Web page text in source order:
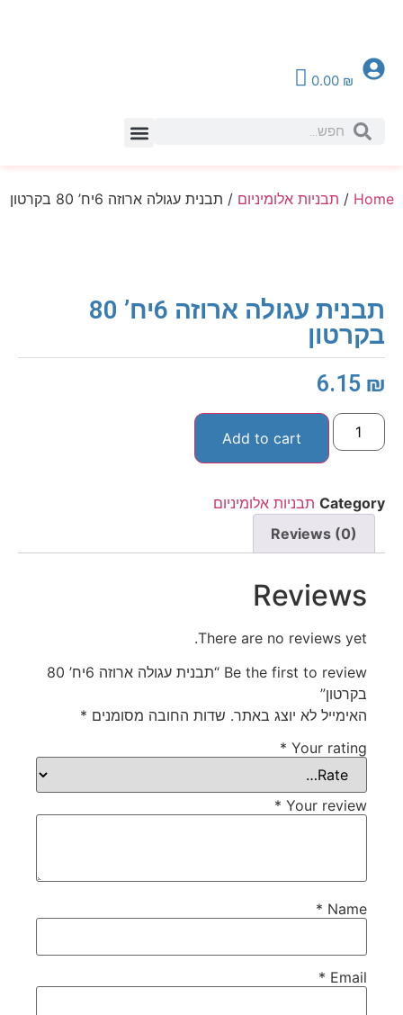
0.00 ₪
Home
/ תבניות אלומיניום / תבנית עגולה ארוזה 6יח’ 80 בקרטון
תבנית עגולה ארוזה 6יח’ 80
בקרטון
6.15 ₪
Add to cart
Category תבניות אלומיניום
Reviews (0)
Reviews
There are no reviews yet.
Be the first to review “תבנית עגולה ארוזה 6יח’ 80
בקרטון”
האימייל לא יוצג באתר. שדות החובה מסומנים *
Your rating
*
Your review
*
Name
*
Email
*